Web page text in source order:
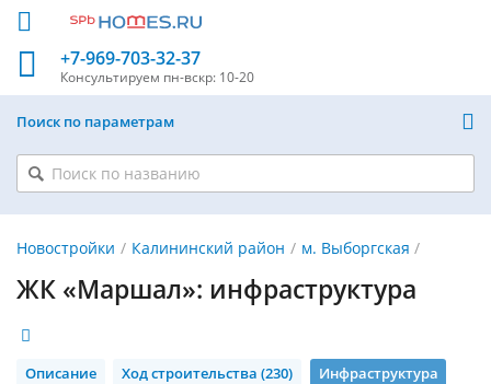
+7-969-703-32-37
Консультируем пн-вскр: 10-20
Поиск по параметрам
Новостройки Калининский район м. Выборгская
ЖК «Маршал»: инфраструктура
Описание Ход строительства (230)
Инфраструктура